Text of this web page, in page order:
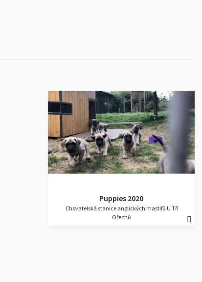
Puppies 2020
Chovatelská stanice anglických mastifů U Tří
Ořechů